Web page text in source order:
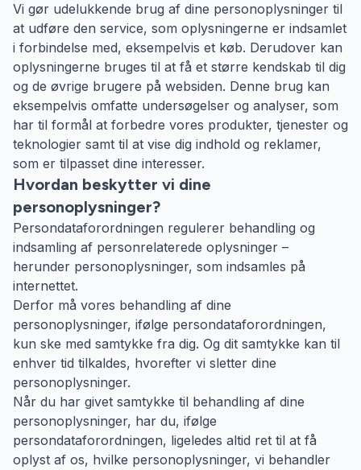
Vi gør udelukkende brug af dine personoplysninger til
at udføre den service, som oplysningerne er indsamlet
i forbindelse med, eksempelvis et køb. Derudover kan
oplysningerne bruges til at få et større kendskab til dig
og de øvrige brugere på websiden. Denne brug kan
eksempelvis omfatte undersøgelser og analyser, som
har til formål at forbedre vores produkter, tjenester og
teknologier samt til at vise dig indhold og reklamer,
som er tilpasset dine interesser.
Hvordan beskytter vi dine
personoplysninger?
Persondataforordningen regulerer behandling og
indsamling af personrelaterede oplysninger –
herunder personoplysninger, som indsamles på
internettet.
Derfor må vores behandling af dine
personoplysninger, ifølge persondataforordningen,
kun ske med samtykke fra dig. Og dit samtykke kan til
enhver tid tilkaldes, hvorefter vi sletter dine
personoplysninger.
Når du har givet samtykke til behandling af dine
personoplysninger, har du, ifølge
persondataforordningen, ligeledes altid ret til at få
oplyst af os, hvilke personoplysninger, vi behandler